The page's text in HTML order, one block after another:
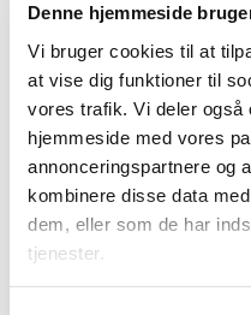
Denne hjemmeside
Vi bruger cookies til at
at vise dig funktioner til
vores trafik. Vi deler også
hjemmeside med vores
annonceringspartnere og
kombinere disse data
dem, eller som de har
tjenester.
2690 Karlslunde
Frivillige og ansatte
om det, som vi gerne vil
et par sange. Bagefter er
kirkerummet (sideskibet)